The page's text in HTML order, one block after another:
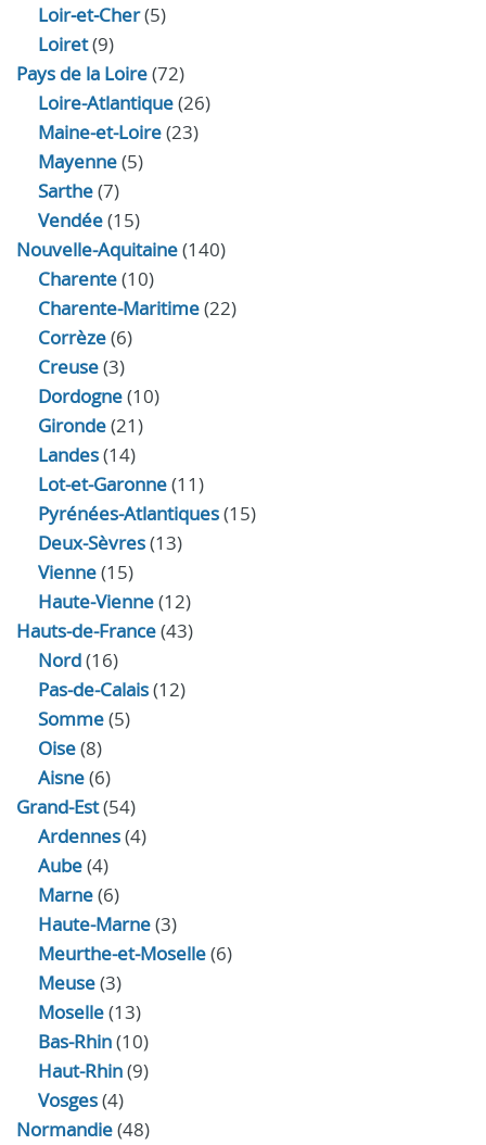
Loir‑et‑Cher(5)
Loiret(9)
Pays de la Loire(72)
Loire-Atlantique(26)
Maine-et-Loire(23)
Mayenne(5)
Sarthe(7)
Vendée(15)
Nouvelle-Aquitaine(140)
Charente(10)
Charente-Maritime(22)
Corrèze(6)
Creuse(3)
Dordogne(10)
Gironde(21)
Landes(14)
Lot-et-Garonne(11)
Pyrénées-Atlantiques(15)
Deux-Sèvres(13)
Vienne(15)
Haute-Vienne(12)
Hauts-de-France(43)
Nord(16)
Pas-de-Calais(12)
Somme(5)
Oise(8)
Aisne(6)
Grand-Est(54)
Ardennes(4)
Aube(4)
Marne(6)
Haute-Marne(3)
Meurthe-et-Moselle(6)
Meuse(3)
Moselle(13)
Bas-Rhin(10)
Haut-Rhin(9)
Vosges(4)
Normandie(48)